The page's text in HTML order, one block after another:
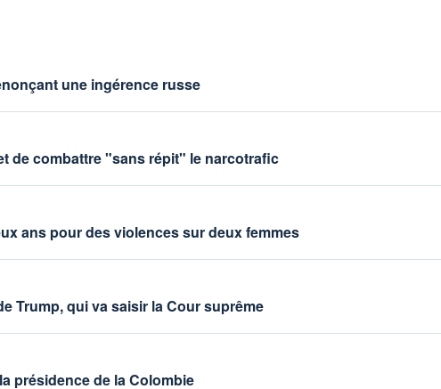
une ingérence russe
de combattre "sans répit" le narcotrafic
ans pour des violences sur deux femmes
Trump, qui va saisir la Cour suprême
présidence de la Colombie